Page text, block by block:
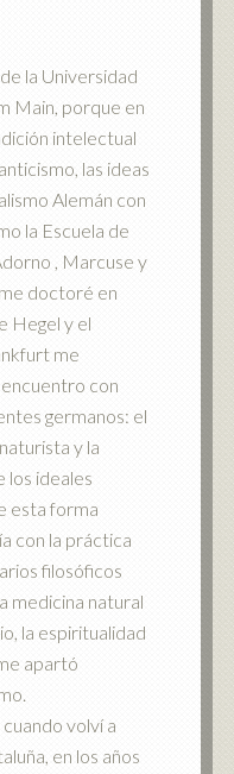
la Universidad
Main, porque en
intelectual
las ideas
Alemán con
la Escuela de
, Marcuse y
doctoré en
Hegel y el
me
con
germanos: el
y la
los ideales
esta forma
con la práctica
filosóficos
medicina natural
la espiritualidad
apartó
volví a
en los años